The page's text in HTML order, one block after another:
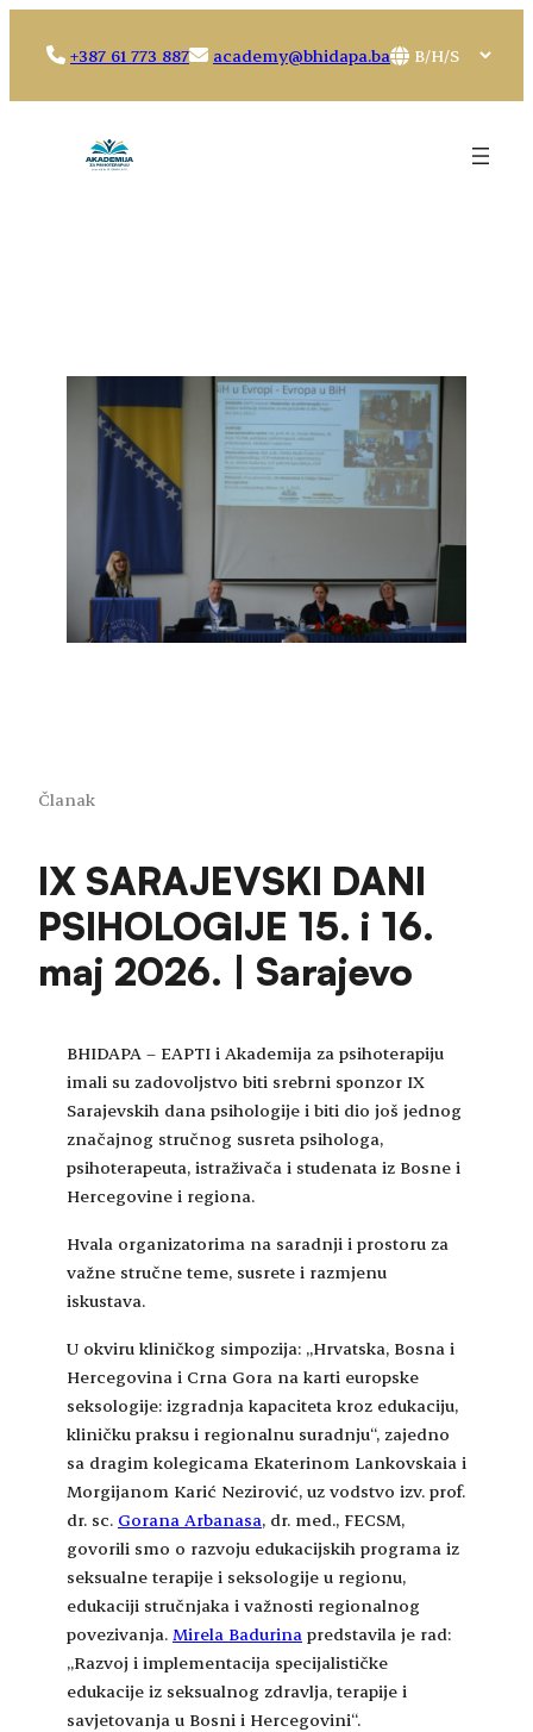
+387 61 773 887 academy@bhidapa.ba
Choose
Članak
IX SARAJEVSKI DANI
PSIHOLOGIJE 15. i 16.
maj 2026. | Sarajevo
BHIDAPA – EAPTI i Akademija za psihoterapiju
imali su zadovoljstvo biti srebrni sponzor IX
Sarajevskih dana psihologije i biti dio još jednog
značajnog stručnog susreta psihologa,
psihoterapeuta, istraživača i studenata iz Bosne i
Hercegovine i regiona.
Hvala organizatorima na saradnji i prostoru za
važne stručne teme, susrete i razmjenu
iskustava.
U okviru kliničkog simpozija: „Hrvatska, Bosna i
Hercegovina i Crna Gora na karti europske
seksologije: izgradnja kapaciteta kroz edukaciju,
kliničku praksu i regionalnu suradnju“, zajedno
sa dragim kolegicama Ekaterinom Lankovskaia i
Morgijanom Karić Nezirović, uz vodstvo izv. prof.
dr. sc. Gorana Arbanasa, dr. med., FECSM,
govorili smo o razvoju edukacijskih programa iz
seksualne terapije i seksologije u regionu,
edukaciji stručnjaka i važnosti regionalnog
povezivanja. Mirela Badurina predstavila je rad:
„Razvoj i implementacija specijalističke
edukacije iz seksualnog zdravlja, terapije i
savjetovanja u Bosni i Hercegovini“.